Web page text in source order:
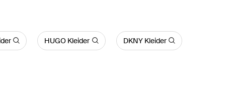
HUGO Kleider DKNY Kleider